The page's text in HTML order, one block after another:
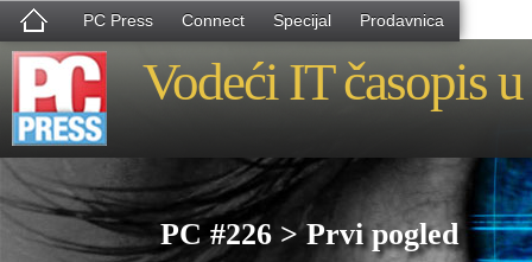
PC Press Connect Specijal Prodavnica
Vodeći IT časopis
PC #226 > Prvi pogled